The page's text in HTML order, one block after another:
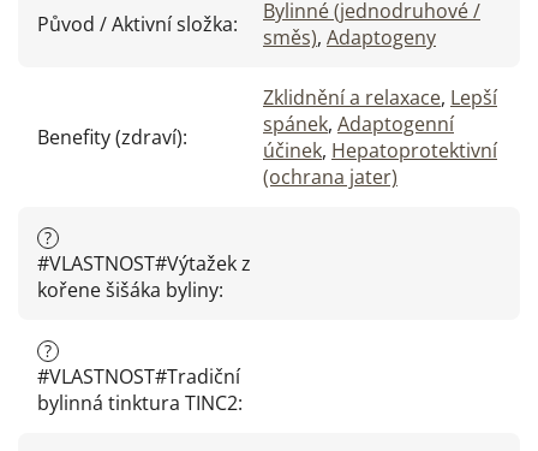
Původ / Aktivní složka:
Bylinné (jednodruhové /
směs), Adaptogeny
Benefity (zdraví):
Zklidnění a relaxace, Lepší
spánek, Adaptogenní
účinek, Hepatoprotektivní
(ochrana jater)
?
#VLASTNOST#Výtažek z
kořene šišáka byliny:
?
#VLASTNOST#Tradiční
bylinná tinktura TINC2: